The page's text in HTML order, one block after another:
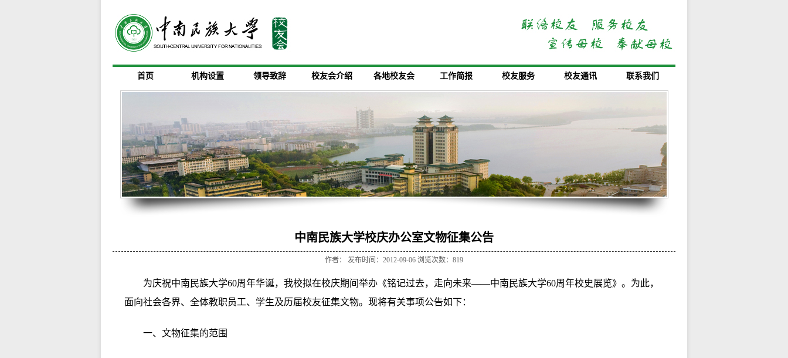
首页 机构设置 领导致辞 校友会介绍 各地校友会 工作简报 校友服务 校友通讯 联系我们
中南民族大学校庆办公室文物征集公告
作者： 发布时间：2012-09-06 浏览次数： 819
为庆祝中南民族大学60周年华诞，我校拟在校庆期间举办《铭记过去，走向未来——中南民族大学60周年校史展览》。为此，
面向社会各界、全体教职员工、学生及历届校友征集文物。现将有关事项公告如下：
一、文物征集的范围